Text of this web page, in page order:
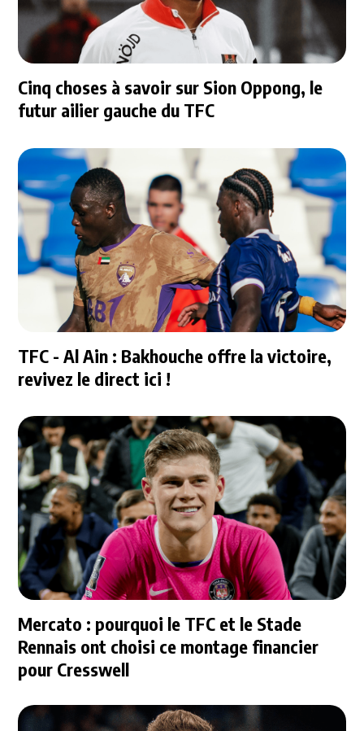
Cinq choses à savoir sur Sion Oppong, le
futur ailier gauche du TFC
TFC - Al Ain : Bakhouche offre la victoire,
revivez le direct ici !
Mercato : pourquoi le TFC et le Stade
Rennais ont choisi ce montage financier
pour Cresswell